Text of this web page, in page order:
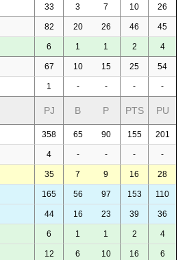
33 3 7 10 26
82 20 26 46 45
6 1 1 2 4
67 10 15 25 54
1 - - - -
PJ B P PTS PU
358 65 90 155 201
4 - - - -
35 7 9 16 28
165 56 97 153 110
44 16 23 39 36
6 1 1 2 4
12 6 10 16 6